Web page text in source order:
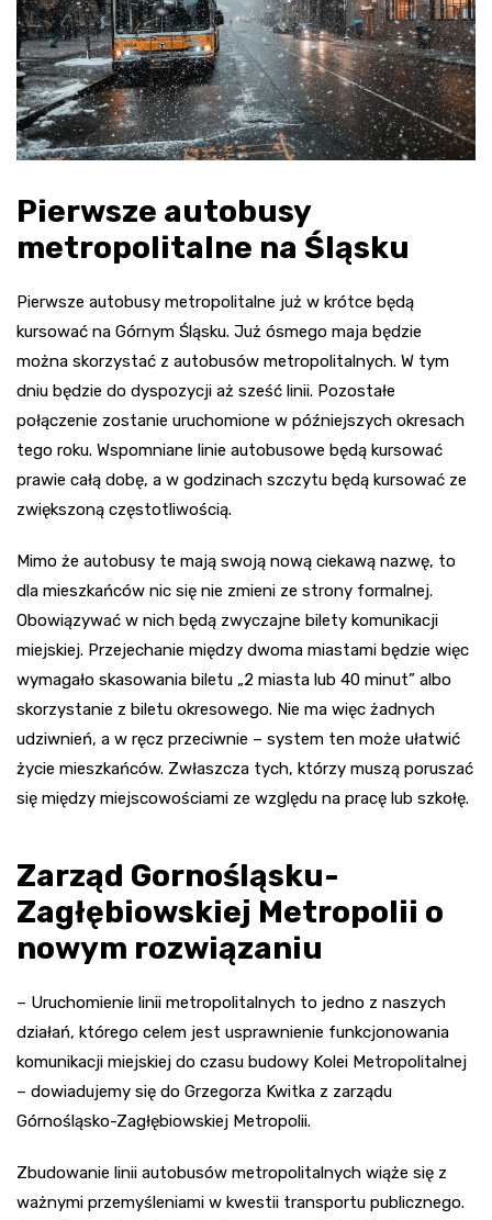
Pierwsze autobusy
metropolitalne na Śląsku
Pierwsze autobusy metropolitalne już w krótce będą
kursować na Górnym Śląsku. Już ósmego maja będzie
można skorzystać z autobusów metropolitalnych. W tym
dniu będzie do dyspozycji aż sześć linii. Pozostałe
połączenie zostanie uruchomione w późniejszych okresach
tego roku. Wspomniane linie autobusowe będą kursować
prawie całą dobę, a w godzinach szczytu będą kursować ze
zwiększoną częstotliwością.
Mimo że autobusy te mają swoją nową ciekawą nazwę, to
dla mieszkańców nic się nie zmieni ze strony formalnej.
Obowiązywać w nich będą zwyczajne bilety komunikacji
miejskiej. Przejechanie między dwoma miastami będzie więc
wymagało skasowania biletu „2 miasta lub 40 minut” albo
skorzystanie z biletu okresowego. Nie ma więc żadnych
udziwnień, a w ręcz przeciwnie – system ten może ułatwić
życie mieszkańców. Zwłaszcza tych, którzy muszą poruszać
się między miejscowościami ze względu na pracę lub szkołę.
Zarząd Gornośląsku-
Zagłębiowskiej Metropolii o
nowym rozwiązaniu
– Uruchomienie linii metropolitalnych to jedno z naszych
działań, którego celem jest usprawnienie funkcjonowania
komunikacji miejskiej do czasu budowy Kolei Metropolitalnej
– dowiadujemy się do Grzegorza Kwitka z zarządu
Górnośląsko-Zagłębiowskiej Metropolii.
Zbudowanie linii autobusów metropolitalnych wiąże się z
ważnymi przemyśleniami w kwestii transportu publicznego.